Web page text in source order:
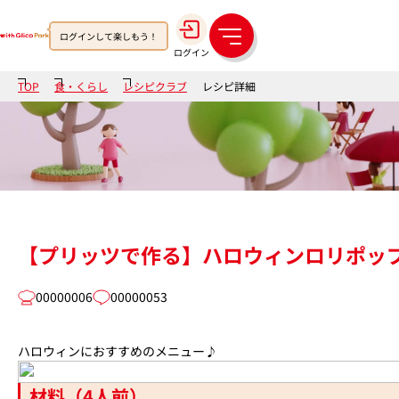
ログインして楽しもう！
ログイン
メ
ニ
ュ
ー
TOP 食・くらし レシピクラブ レシピ詳細
【プリッツで作る】ハロウィンロリポッ
00000006 00000053
ハロウィンにおすすめのメニュー♪